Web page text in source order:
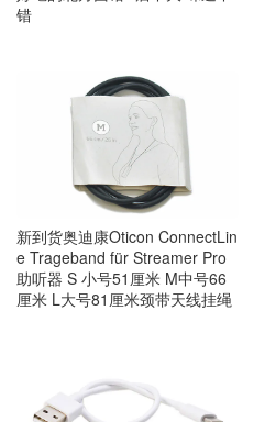
错
新到货奥迪康Oticon ConnectLin
e Trageband für Streamer Pro
助听器 S 小号51厘米 M中号66
厘米 L大号81厘米颈带天线挂绳